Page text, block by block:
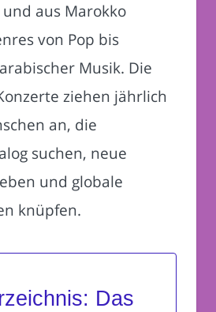
aus Marokko
von Pop bis
Musik. Die
ziehen jährlich
an, die
suchen, neue
und globale
knüpfen.
Das